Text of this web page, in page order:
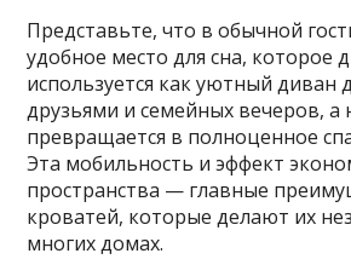
Представьте, что в обычной
удобное место для сна, которое
используется как уютный диван
друзьями и семейных вечеров, а
превращается в полноценное
Эта мобильность и эффект
пространства — главные
кроватей, которые делают их
многих домах.